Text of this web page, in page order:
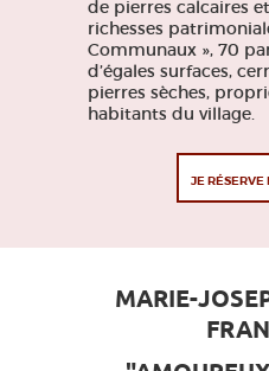
de pierres calcaires et
richesses
Communaux », 70
d’égales surfaces,
pierres sèches,
habitants du village.
JE
MARIE-